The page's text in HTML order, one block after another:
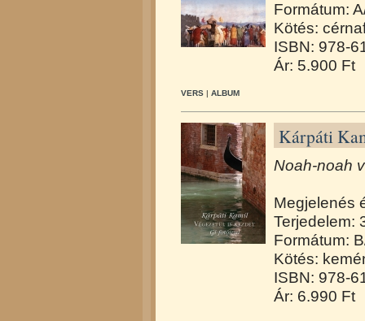
Formátum:
Kötés:
ISBN: 978-
Ár: 5.900 Ft
VERS | ALBUM
Kárpáti
Noah-noah
Megjelenés
Terjedelem:
Formátum:
Kötés:
ISBN: 978-
Ár: 6.990 Ft